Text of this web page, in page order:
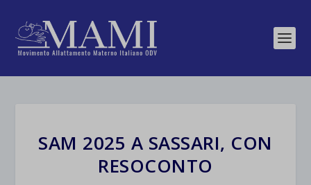
SAM 2025 A SASSARI, CON
RESOCONTO